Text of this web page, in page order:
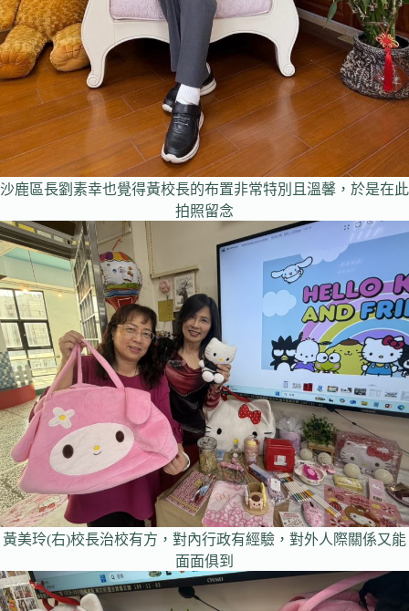
沙鹿區長劉素幸也覺得黃校長的布置非常特別且溫馨，於是在此
拍照留念
黃美玲(右)校長治校有方，對內行政有經驗，對外人際關係又能
面面俱到